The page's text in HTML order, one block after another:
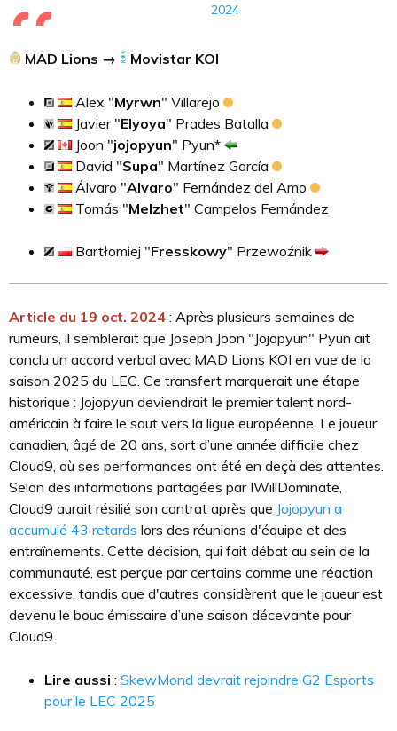
2024
MAD Lions → Movistar KOI
Alex "Myrwn" Villarejo
Javier "Elyoya" Prades Batalla
Joon "jojopyun" Pyun*
David "Supa" Martínez García
Álvaro "Alvaro" Fernández del Amo
Tomás "Melzhet" Campelos Fernández
Bartłomiej "Fresskowy" Przewoźnik
Article du 19 oct. 2024 : Après plusieurs semaines de
rumeurs, il semblerait que Joseph Joon "Jojopyun" Pyun ait
conclu un accord verbal avec MAD Lions KOI en vue de la
saison 2025 du LEC. Ce transfert marquerait une étape
historique : Jojopyun deviendrait le premier talent nord-
américain à faire le saut vers la ligue européenne. Le joueur
canadien, âgé de 20 ans, sort d’une année difficile chez
Cloud9, où ses performances ont été en deçà des attentes.
Selon des informations partagées par IWillDominate,
Cloud9 aurait résilié son contrat après que Jojopyun a
accumulé 43 retards lors des réunions d'équipe et des
entraînements. Cette décision, qui fait débat au sein de la
communauté, est perçue par certains comme une réaction
excessive, tandis que d'autres considèrent que le joueur est
devenu le bouc émissaire d’une saison décevante pour
Cloud9.
Lire aussi : SkewMond devrait rejoindre G2 Esports
pour le LEC 2025